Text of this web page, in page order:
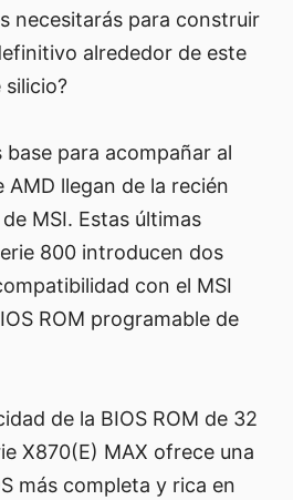
necesitarás para construir
alrededor de este
base para acompañar al
AMD llegan de la recién
MSI. Estas últimas
800 introducen dos
con el MSI
ROM programable de
de la BIOS ROM de 32
X870(E) MAX ofrece una
más completa y rica en